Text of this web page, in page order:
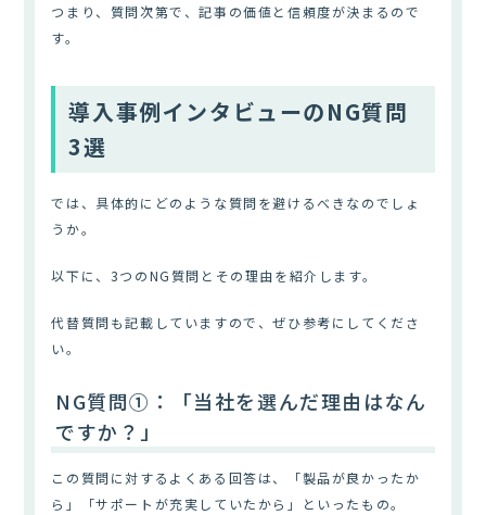
つまり、質問次第で、記事の価値と信頼度が決まるので
す。
導入事例インタビューのNG質問
3選
では、具体的にどのような質問を避けるべきなのでしょ
うか。
以下に、3つのNG質問とその理由を紹介します。
代替質問も記載していますので、ぜひ参考にしてくださ
い。
NG質問①：「当社を選んだ理由はなん
ですか？」
この質問に対するよくある回答は、「製品が良かったか
ら」「サポートが充実していたから」といったもの。